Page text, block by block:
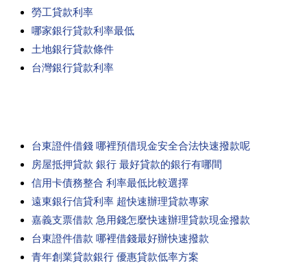
勞工貸款利率
哪家銀行貸款利率最低
土地銀行貸款條件
台灣銀行貸款利率
台東證件借錢 哪裡預借現金安全合法快速撥款呢
房屋抵押貸款 銀行 最好貸款的銀行有哪間
信用卡債務整合 利率最低比較選擇
遠東銀行信貸利率 超快速辦理貸款專家
嘉義支票借款 急用錢怎麼快速辦理貸款現金撥款
台東證件借款 哪裡借錢最好辦快速撥款
青年創業貸款銀行 優惠貸款低率方案